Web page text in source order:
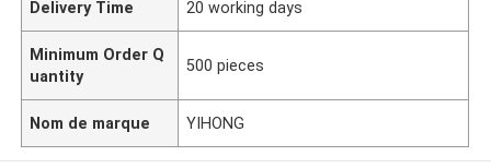
Delivery Time 20 working days
Minimum Order Q
uantity
500 pieces
Nom de marque YIHONG